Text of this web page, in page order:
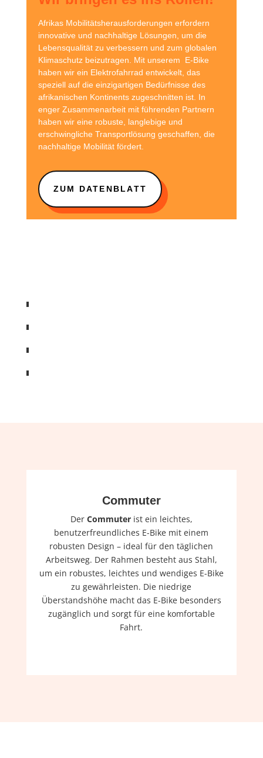
Afrikas Mobilitätsherausforderungen erfordern
innovative und nachhaltige Lösungen, um die
Lebensqualität zu verbessern und zum globalen
Klimaschutz beizutragen. Mit unserem E-Bike
haben wir ein Elektrofahrrad entwickelt, das
speziell auf die einzigartigen Bedürfnisse des
afrikanischen Kontinents zugeschnitten ist. In
enger Zusammenarbeit mit führenden Partnern
haben wir eine robuste, langlebige und
erschwingliche Transportlösung geschaffen, die
nachhaltige Mobilität fördert.
ZUM DATENBLATT
Commuter
Der Commuterist ein leichtes,
benutzerfreundliches E-Bike mit einem
robusten Design – ideal für den täglichen
Arbeitsweg. Der Rahmen besteht aus Stahl,
um ein robustes, leichtes und wendiges E-Bike
zu gewährleisten. Die niedrige
Überstandshöhe macht das E-Bike besonders
zugänglich und sorgt für eine komfortable
Fahrt.